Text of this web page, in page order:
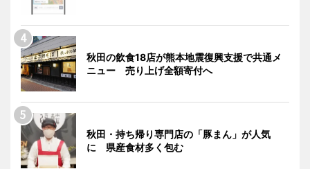
秋田の飲食18店が熊本地震復興支援で共通メ
ニュー 売り上げ全額寄付へ
秋田・持ち帰り専門店の「豚まん」が人気
に 県産食材多く包む